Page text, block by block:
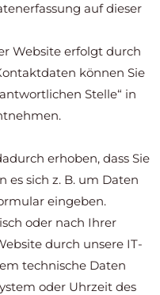
auf dieser
Website erfolgt durch
können Sie
Stelle“ in
erhoben, dass Sie
es sich z. B. um Daten
eingeben.
oder nach Ihrer
durch unsere IT-
technische Daten
oder Uhrzeit des